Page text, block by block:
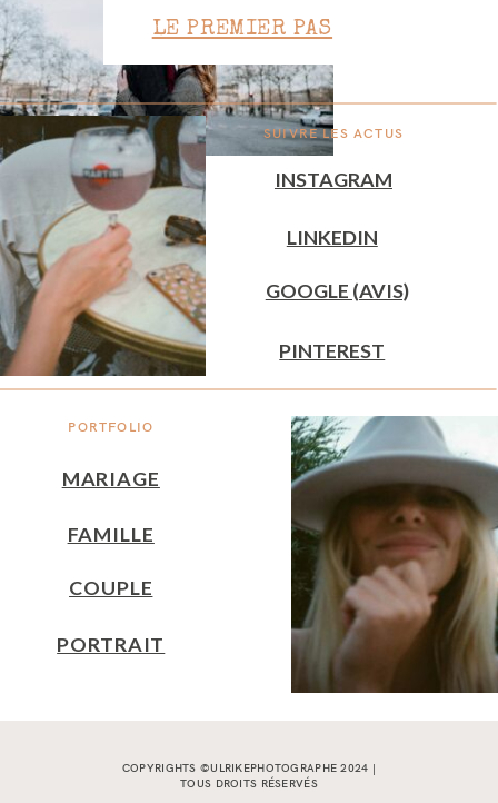
PORTFOLIO
SUIVRE LES ACTUS
MARIAGE
INSTAGRAM
GOOGLE (AVIS)
FAMILLE
PINTEREST
COUPLE
LINKEDIN
PORTRAIT
LE PREMIER PAS
COPYRIGHTS ©ULRIKEPHOTOGRAPHE 2024 |
TOUS DROITS RÉSERVÉS